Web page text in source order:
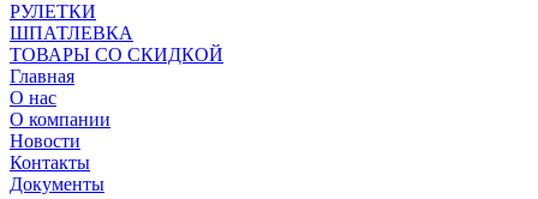
РУЛЕТКИ
ШПАТЛЕВКА
ТОВАРЫ СО СКИДКОЙ
Главная
О нас
О компании
Новости
Контакты
Документы